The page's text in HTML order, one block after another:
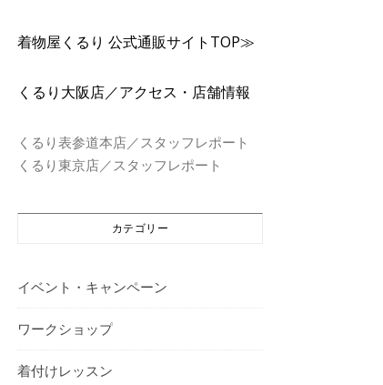
着物屋くるり 公式通販サイトTOP≫
くるり大阪店／アクセス・店舗情報
くるり表参道本店／スタッフレポート
くるり東京店／スタッフレポート
カテゴリー
イベント・キャンペーン
ワークショップ
着付けレッスン